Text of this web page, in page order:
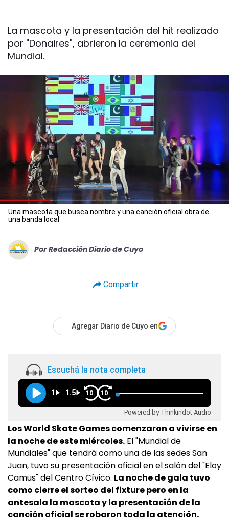
La mascota y la presentación del hit realizado
por "Donaires", abrieron la ceremonia del
Mundial.
Una mascota que busca nombre y una canción oficial obra de
una banda local
Por Redacción Diario de Cuyo
Compartir
Agregar Diario de Cuyo en
Escuchá la nota completa
1 1.5 10 10
Powered by Thinkindot Audio
Los World Skate Games comenzaron a vivirse en
la noche de este miércoles. El "Mundial de
Mundiales" que tendrá como una de las sedes San
Juan, tuvo su presentación oficial en el salón del "Eloy
Camus" del Centro Cívico. La noche de gala tuvo
como cierre el sorteo del fixture pero en la
antesala la mascota y la presentación de la
canción oficial se robaron toda la atención.